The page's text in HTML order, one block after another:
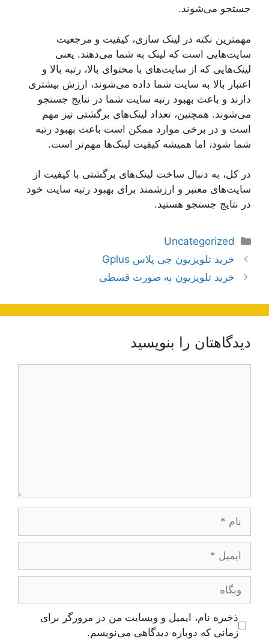
جستجو می‌شوند.
مهمترین نکته در لینک سازی، کیفیت و مرجعیت
سایت‌هایی است که لینک به شما می‌دهند. یعنی
لینک‌هایی که از سایت‌های با محتوای بالا، رتبه بالا و
اعتبار بالا به سایت شما داده می‌شوند، ارزش بیشتری
دارند و باعث بهبود رتبه سایت شما در نتایج جستجو
می‌شوند. همچنین، تعداد لینک‌های برگشتی نیز مهم
است و در برخی موارد ممکن است باعث بهبود رتبه
شما شود، اما همیشه کیفیت لینک‌ها مهم‌تر است.
در کل، به دنبال ساخت لینک‌های برگشتی با کیفیت از
سایت‌های معتبر و ارزشمند برای بهبود رتبه سایت خود
در نتایج جستجو هستید.
دسته‌ها
Uncategorized
ناوبری
نوشته‌ها
خرید تلویزیون جی پلاس Gplus
خرید تلویزیون به صورت قسطی
دیدگاهتان را بنویسید
ایمیل
وبگاه
ذخیره نام، ایمیل و وبسایت من در مرورگر برای
زمانی که دوباره دیدگاهی می‌نویسم.